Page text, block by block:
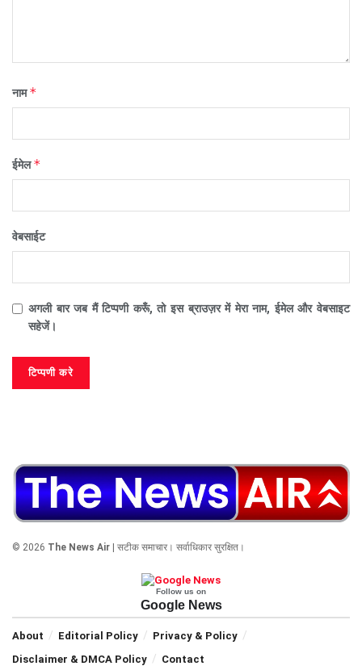
नाम*
ईमेल*
वेबसाईट
अगली बार जब मैं टिप्पणी करूँ, तो इस ब्राउज़र में मेरा नाम, ईमेल और वेबसाइट
सहेजें।
© 2026 The News Air | सटीक समाचार। सर्वाधिकार सुरक्षित।
Follow us on
Google News
About Editorial Policy
Privacy & Policy
Disclaimer & DMCA Policy
Contact